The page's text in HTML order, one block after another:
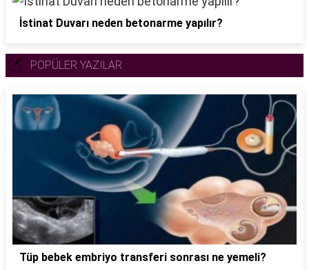
İstinat Duvarı neden betonarme yapılır?
POPÜLER YAZILAR
Tüp bebek embriyo transferi sonrası ne yemeli?